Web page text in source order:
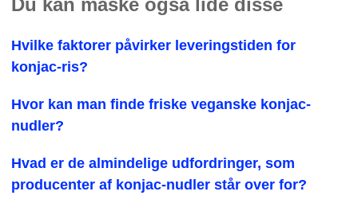
Du kan måske også lide disse
Hvilke faktorer påvirker leveringstiden for
konjac-ris?
Hvor kan man finde friske veganske konjac-
nudler?
Hvad er de almindelige udfordringer, som
producenter af konjac-nudler står over for?